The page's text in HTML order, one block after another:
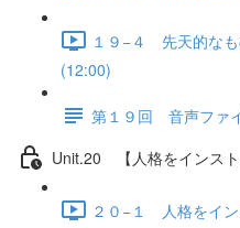
１９−４ 先天的な
(12:00)
第１９回 音声ファ
Unit.20 【人格をインスト
２０−１ 人格をイ